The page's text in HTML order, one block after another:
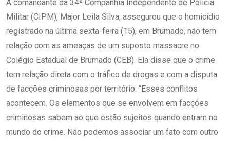
A comandante da 34ª Companhia Independente de Polícia
Militar (CIPM), Major Leila Silva, assegurou que o homicídio
registrado na última sexta-feira (15), em Brumado, não tem
relação com as ameaças de um suposto massacre no
Colégio Estadual de Brumado (CEB). Ela disse que o crime
tem relação direta com o tráfico de drogas e com a disputa
de facções criminosas por território. “Esses conflitos
acontecem. Os elementos que se envolvem em facções
criminosas sabem ao que estão sujeitos quando entram no
mundo do crime. Não podemos associar um fato com outro